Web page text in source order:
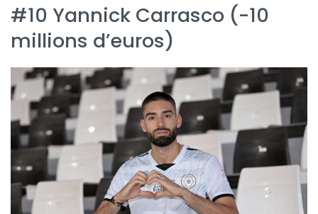
#10 Yannick Carrasco (-10
millions d’euros)